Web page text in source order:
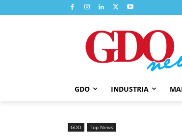
GDO INDUSTRIA
GDO Top News